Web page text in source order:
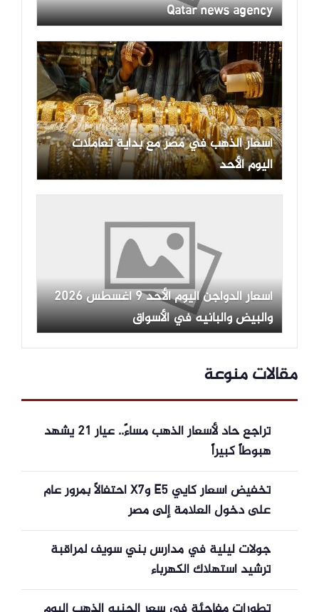
Qatar news agency
أسعار الذهب في مصر مع بداية تعاملات
اليوم الأحد
أسعار الدواجن اليوم الأحد 9 أغسطس 2026
والبيض والبانيه في الأسواق
مقالات منوعة
تراجع حاد لأسعار الذهب مساءً.. عيار 21 يشهد
هبوطاً كبيراً
تخفيض أسعار كايي E5 وX7 احتفالًا بمرور عام
على دخول العلامة إلى مصر
جولات ليلية في مدارس بني سويف لمراقبة
ترشيد استهلاك الكهرباء